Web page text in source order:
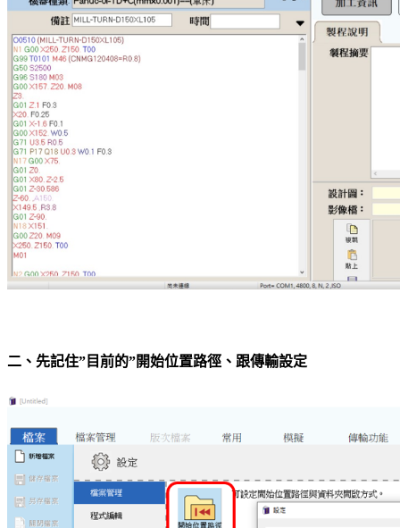
二、先記住”目前的”開始位置路徑、跟傳輸設定